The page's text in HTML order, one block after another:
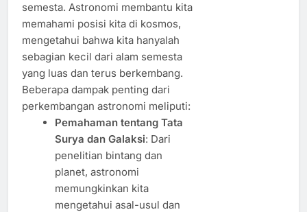
semesta. Astronomi membantu kita
memahami posisi kita di kosmos,
mengetahui bahwa kita hanyalah
sebagian kecil dari alam semesta
yang luas dan terus berkembang.
Beberapa dampak penting dari
perkembangan astronomi meliputi:
Pemahaman tentang Tata
Surya dan Galaksi: Dari
penelitian bintang dan
planet, astronomi
memungkinkan kita
mengetahui asal-usul dan